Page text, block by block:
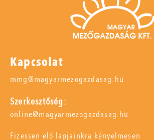
Kapcsolat
mmg@magyarmezogazdasag.hu
Szerkesztőség:
online@magyarmezogazdasag.hu
Fizessen elő lapjainkra kényelmesen